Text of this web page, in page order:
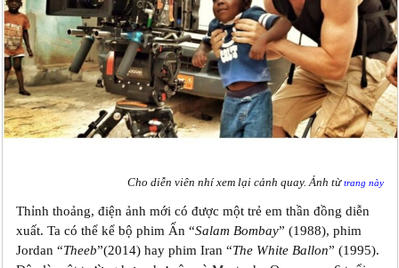
Cho diễn viên nhí xem lại cảnh quay. Ảnh từtrang này
Thỉnh thoảng, điện ảnh mới có được một trẻ em thần đồng diễn
xuất. Ta có thể kể bộ phim Ấn “Salam Bombay” (1988), phim
Jordan “Theeb”(2014) hay phim Iran “The White Ballon” (1995).